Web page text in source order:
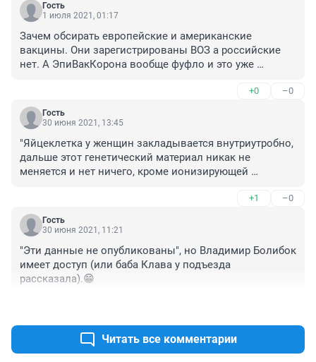
Гость
1 июля 2021, 01:17
Зачем обсирать европейские и американские
вакцины. Они зарегистрированы ВОЗ а российские
нет. А ЭпиВакКорона вообще фуфло и это уже
Тут бы прокуратуре этим заняться но при нынешнем
режиме этого конечно не случится.
+0 –0
Гость
30 июня 2021, 13:45
"Яйцеклетка у женщин закладывается внутриутробно,
дальше этот генетический материал никак не
меняется и нет ничего, кроме ионизирующей
Удивительная деградация медицины если до таких
заключений дошла.
нервной трубки ну ни как, только ионизирующее
излучение, ой "ионизирующей радиации" )))) нет таких
заболеваний которые могут на плод влиять ....
+1 –0
Гость
30 июня 2021, 11:21
"Эти данные не опубликованы", но Владимир Болибок
имеет доступ (или баба Клава у подъезда
рассказала).😁
Читать все комментарии